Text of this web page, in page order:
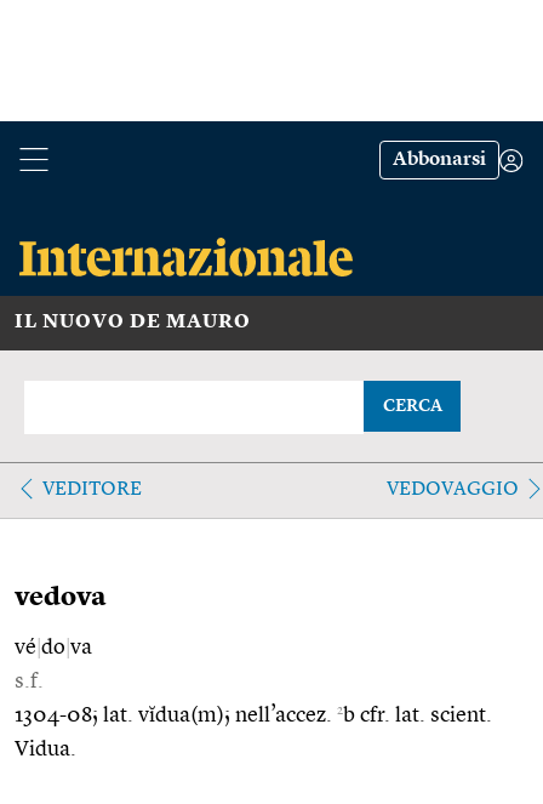
Abbonarsi
IL NUOVO DE MAURO
CERCA
VEDITORE VEDOVAGGIO
vedova
vé do va
s.f.
1304-08; lat. vĭdua(m); nell’accez.
2b cfr. lat. scient.
Vidua.